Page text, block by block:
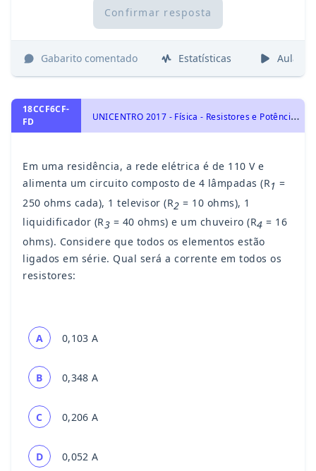
Confirmar resposta
Gabarito comentado Estatísticas Aulas
18CCF6CF-
FD
U
NICENTRO 2017 - Física - Resistores e Potência Elétrica, Eletricidade
Em uma residência, a rede elétrica é de 110 V e
alimenta um circuito composto de 4 lâmpadas (R1 =
250 ohms cada), 1 televisor (R2 = 10 ohms), 1
liquidificador (R3 = 40 ohms) e um chuveiro (R4 = 16
ohms). Considere que todos os elementos estão
ligados em série. Qual será a corrente em todos os
resistores:
A 0,103 A
B 0,348 A
C 0,206 A
D 0,052 A